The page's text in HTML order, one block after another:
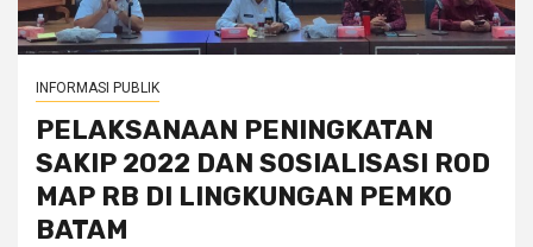
INFORMASI PUBLIK
PELAKSANAAN PENINGKATAN
SAKIP 2022 DAN SOSIALISASI ROD
MAP RB DI LINGKUNGAN PEMKO
BATAM